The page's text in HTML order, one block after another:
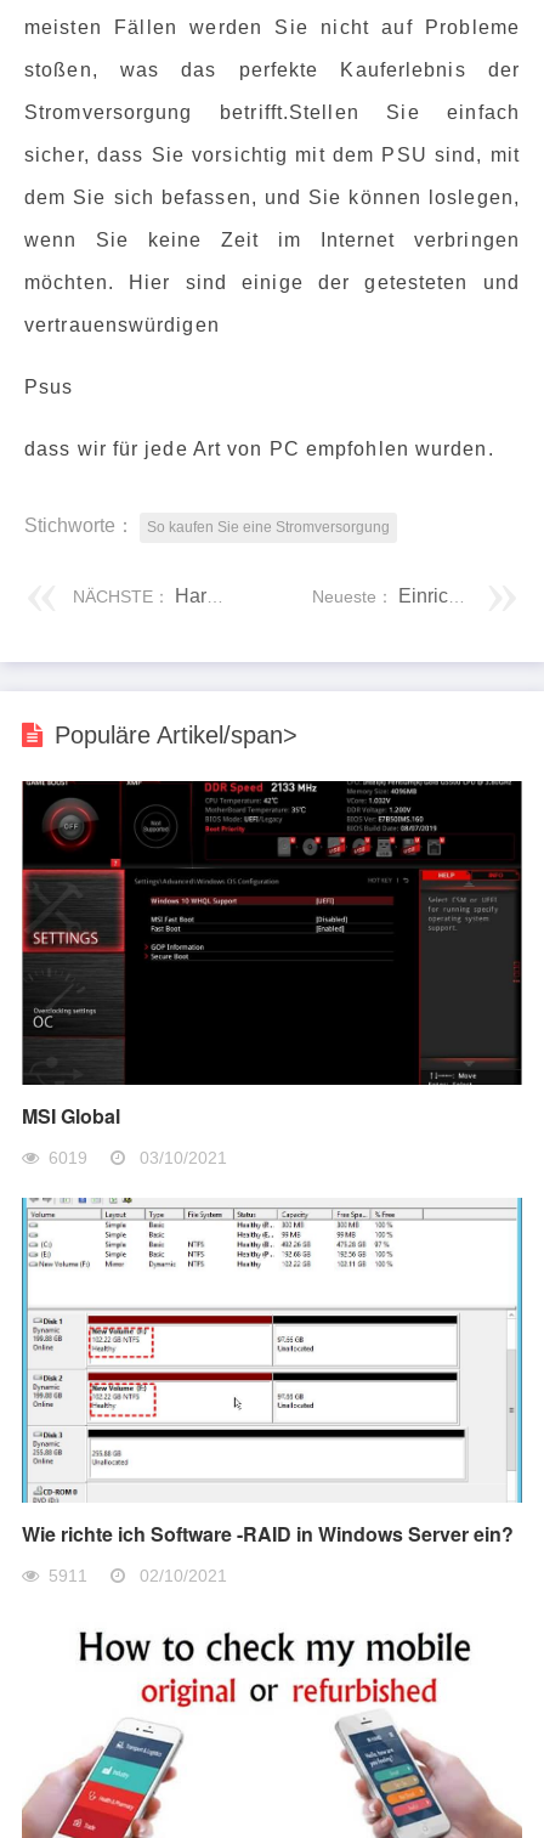
meisten Fällen werden Sie nicht auf Probleme
stoßen, was das perfekte Kauferlebnis der
Stromversorgung betrifft.Stellen Sie einfach
sicher, dass Sie vorsichtig mit dem PSU sind, mit
dem Sie sich befassen, und Sie können loslegen,
wenn Sie keine Zeit im Internet verbringen
möchten. Hier sind einige der getesteten und
vertrauenswürdigen
Psus
dass wir für jede Art von PC empfohlen wurden.
Stichworte： So kaufen Sie eine Stromversorgung
Neueste： Einrichten eines PCs mit mehreren Betriebssystemen
NÄCHSTE： Hardware-Geheimnisse
Populäre Artikel/span>
MSI Global
6019 03/10/2021
Wie richte ich Software -RAID in Windows Server ein?
5911 02/10/2021